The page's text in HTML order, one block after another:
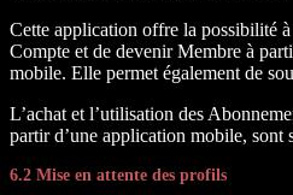
Cette application offre la possibilité à
Compte et de devenir Membre à
mobile. Elle permet également de
L’achat et l’utilisation des
partir d’une application mobile, sont
6.2 Mise en attente des profils